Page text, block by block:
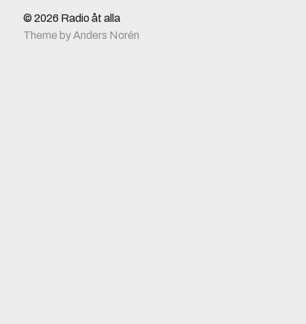
© 2026 Radio åt alla
Theme byAnders Norén